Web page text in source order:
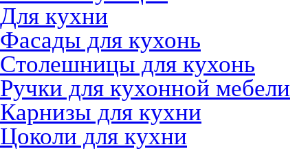
Для кухни
Фасады для кухонь
Столешницы для кухонь
Ручки для кухонной мебели
Карнизы для кухни
Цоколи для кухни